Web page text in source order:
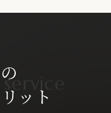
ット